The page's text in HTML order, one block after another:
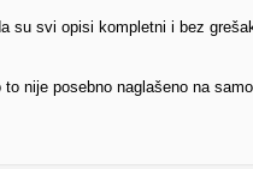
su svi opisi kompletni i bez
nije posebno naglašeno na